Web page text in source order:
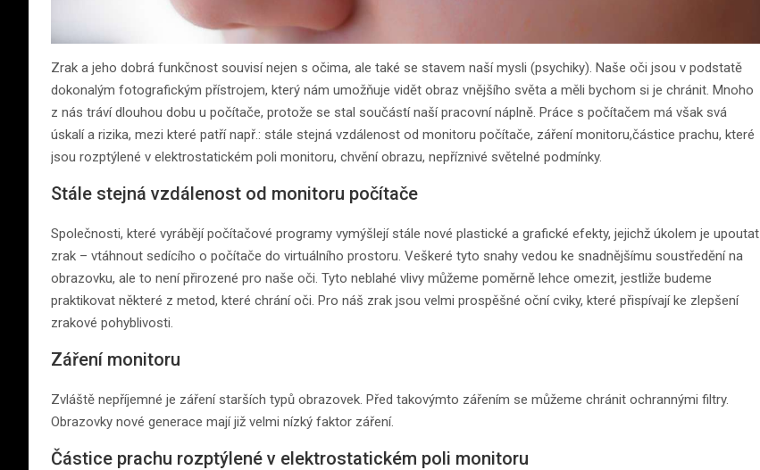
Zrak a jeho dobrá funkčnost souvisí nejen s očima, ale také se stavem naší mysli (psychiky). Naše oči jsou v podstatě
dokonalým fotografickým přístrojem, který nám umožňuje vidět obraz vnějšího světa a měli bychom si je chránit. Mnoho
z nás tráví dlouhou dobu u počítače, protože se stal součástí naší pracovní náplně. Práce s počítačem má však svá
úskalí a rizika, mezi které patří např.: stále stejná vzdálenost od monitoru počítače, záření monitoru,částice prachu, které
jsou rozptýlené v elektrostatickém poli monitoru, chvění obrazu, nepříznivé světelné podmínky.
Stále stejná vzdálenost od monitoru počítače
Společnosti, které vyrábějí počítačové programy vymýšlejí stále nové plastické a grafické efekty, jejichž úkolem je upoutat
zrak – vtáhnout sedícího o počítače do virtuálního prostoru. Veškeré tyto snahy vedou ke snadnějšímu soustředění na
obrazovku, ale to není přirozené pro naše oči. Tyto neblahé vlivy můžeme poměrně lehce omezit, jestliže budeme
praktikovat některé z metod, které chrání oči. Pro náš zrak jsou velmi prospěšné oční cviky, které přispívají ke zlepšení
zrakové pohyblivosti.
Záření monitoru
Zvláště nepříjemné je záření starších typů obrazovek. Před takovýmto zářením se můžeme chránit ochrannými filtry.
Obrazovky nové generace mají již velmi nízký faktor záření.
Částice prachu rozptýlené v elektrostatickém poli monitoru